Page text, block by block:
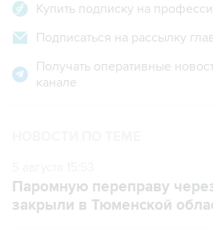
Купить подписку на
Подписаться на рассылку
Получать оперативные
канале
Паромную переправу
закрыли в Тюменской